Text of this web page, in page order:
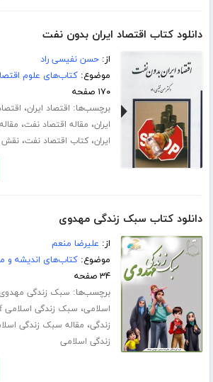
دانلود کتاب اقتصاد ایران بدون نفت
از:حسن نفیسی راد
موضوع:کتاب‌های علوم
۱۷۰ صفحه
برچسب‌ها: اقتصاد ایران،
ایران، مقاله اقتصاد نفت،
ایران،کتاب اقتصاد نفت،نقش
دانلود کتاب سبک زندگی مهدوی
از: علیرضا منعم
موضوع:کتاب‌های اندیشه و
۳۴ صفحه
برچسب‌ها: سبک زندگی مهدوی
اسلامی، سبک زندگی اسلامی pdf
زندگی، مقاله سبک زندگی
زندگی اسلامی